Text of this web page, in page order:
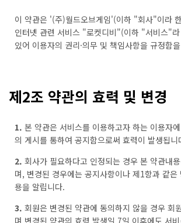
이 약관은 '(주)월드오브게임'(이하 "회사"이라
인터넷 관련 서비스 "로켓디비"(이하 "서비스"
있어 이용자의 권리·의무 및 책임사항을 규정함
제2조 약관의 효력 및 변경
1. 본 약관은 서비스를 이용하고자 하는 이용자
의 게시를 통하여 공지함으로써 효력이 발생됩니
2. 회사가 필요하다고 인정되는 경우 본 약관내
며, 변경된 경우에는 공지사항이나 제1항과 같은
용을 알립니다.
3. 회원은 변경된 약관에 동의하지 않을 경우 회